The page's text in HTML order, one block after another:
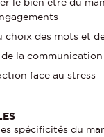
choix des mots et
de la
face au stress
spécificités du